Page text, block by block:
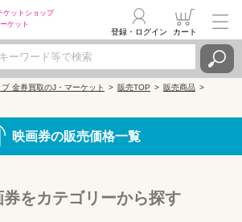
ケットショップ
ケット
登録・ログイン カート
金券買取のJ・マーケット 販売TOP
販売商品
映画券の販売価格一覧
券をカテゴリーから探す